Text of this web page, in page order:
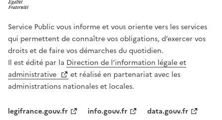
Service Public vous informe et vous oriente vers les services
qui permettent de connaître vos obligations, d’exercer vos
droits et de faire vos démarches du quotidien.
Il est édité par la Direction de l’information légale et
administrative
et réalisé en partenariat avec les
administrations nationales et locales.
legifrance.gouv.fr info.gouv.fr data.gouv.fr